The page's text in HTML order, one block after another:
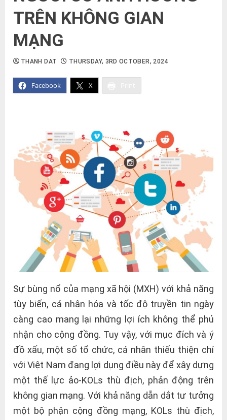
TRÊN KHÔNG GIAN
MẠNG
Facebook X
THANH DAT THURSDAY, 3RD OCTOBER, 2024
Sự bùng nổ của mạng xã hội (MXH) với khả năng
tùy biến, cá nhân hóa và tốc độ truyền tin ngày
càng cao mang lại những lợi ích không thể phủ
nhận cho cộng đồng. Tuy vậy, với mục đích và ý
đồ xấu, một số tổ chức, cá nhân thiếu thiện chí
với Việt Nam đang lợi dụng điều này để xây dựng
một thế lực ảo-KOLs thù địch, phản động trên
không gian mạng. Với khả năng dẫn dắt tư tưởng
một bộ phận cộng đồng mạng, KOLs thù địch,